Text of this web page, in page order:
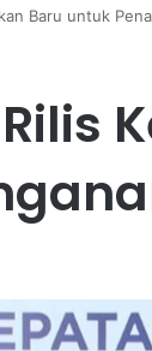
Baru untuk